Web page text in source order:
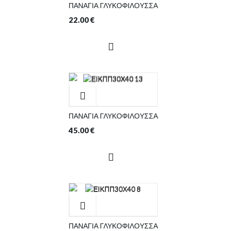
ΠΑΝΑΓΙΑ ΓΛΥΚΟΦΙΛΟΥΣΣΑ
22.00€
ΠΑΝΑΓΙΑ ΓΛΥΚΟΦΙΛΟΥΣΣΑ
45.00€
ΠΑΝΑΓΙΑ ΓΛΥΚΟΦΙΛΟΥΣΣΑ